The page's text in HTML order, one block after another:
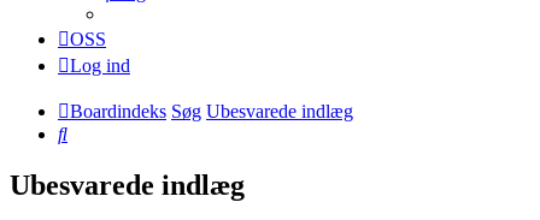
OSS
Log ind
Boardindeks Søg Ubesvarede indlæg
Søg
Ubesvarede indlæg